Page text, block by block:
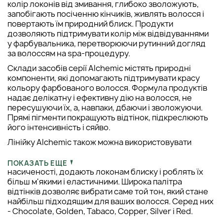
колір локонів від змивання, глибоко зволожують,
запобігають посіченню кінчиків, живлять волосся і
повертають їм природний блиск. Продукти
дозволяють підтримувати колір між відвідуваннями
у фарбувальника, перетворюючи рутинний догляд
за волоссям на spa-процедуру.
Склади засобів серії Alchemic містять природні
компоненти, які допомагають підтримувати красу
кольору фарбованого волосся. Формула продуктів
надає делікатну і ефективну дію на волосся, не
пересушуючи їх, а, навпаки, дбаючи і зволожуючи.
Прямі пігменти покращують відтінок, підкреслюють
його інтенсивність і сяйво.
Лінійку Alchemic також можна використовувати
надають природному відтінку яскравості і
насиченості, додають локонам блиску і роблять їх
більш м'якими і еластичними. Широка палітра
відтінків дозволяє вибрати саме той тон, який стане
найбільш підходящим для ваших волосся. Серед них
- Chocolate, Golden, Tabaco, Copper, Silver і Red.
ПОКАЗАТЬ ЕЩЕ